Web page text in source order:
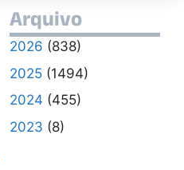
Arquivo
2026 (838)
2025(1494)
2024 (455)
2023 (8)